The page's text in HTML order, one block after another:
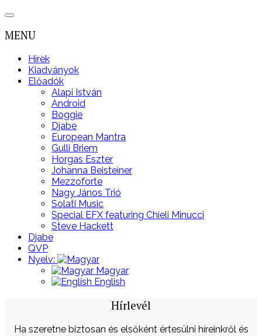
MENU
Hírek
Kiadványok
Előadók
Alapi István
Android
Boggie
Djabe
European Mantra
Gulli Briem
Horgas Eszter
Johanna Beisteiner
Mezzoforte
Nagy János Trió
Solati Music
Special EFX featuring Chieli Minucci
Steve Hackett
Djabe
QVP
Nyelv:
Magyar
English
Hírlevél
Ha szeretne biztosan és elsőként értesülni híreinkről és